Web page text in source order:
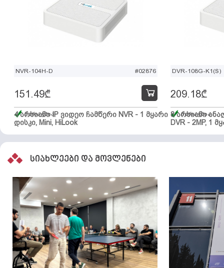
NVR-104H-D #02876
4 არხიანი IP ვიდეო ჩამწერი NVR - 1 მყარი
დისკი, Mini, HiLook
151.49₾
მარაგშია
DVR-108G-K1(S)
8 არხიანი
DVR - 2MP, 1
209.18₾
მარაგშია
სიახლეები და მოვლენები